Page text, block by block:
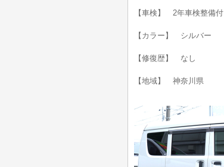
【車検】 2年車検整備付
【カラー】 シルバー
【修復歴】 なし
【地域】 神奈川県